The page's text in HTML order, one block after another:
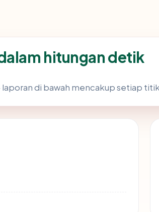
hitungan detik
di bawah mencakup setiap